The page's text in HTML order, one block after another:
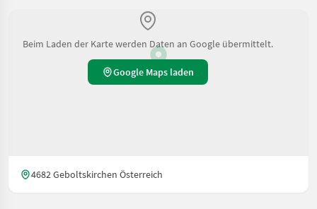
Beim Laden der Karte werden Daten an Google übermittelt.
Google Maps laden
4682 Geboltskirchen Österreich